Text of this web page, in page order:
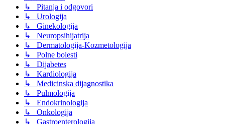
↳ Pitanja i odgovori
↳ Urologija
↳ Ginekologija
↳ Neuropsihijatrija
↳ Dermatologija-Kozmetologija
↳ Polne bolesti
↳ Dijabetes
↳ Kardiologija
↳ Medicinska dijagnostika
↳ Pulmologija
↳ Endokrinologija
↳ Onkologija
↳ Gastroenterologija